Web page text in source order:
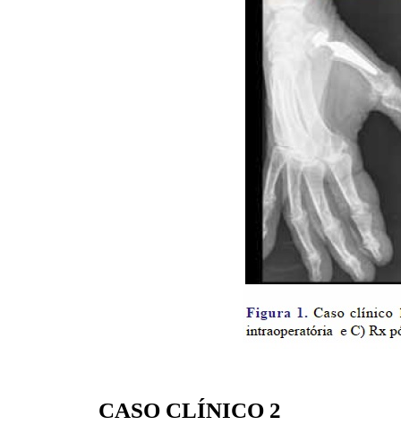
CASO CLÍNICO 2